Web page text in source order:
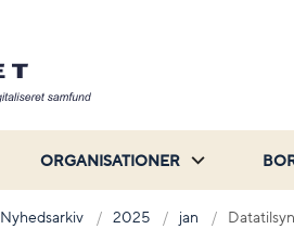
ORGANISATIONER
Nyhedsarkiv 2025 jan